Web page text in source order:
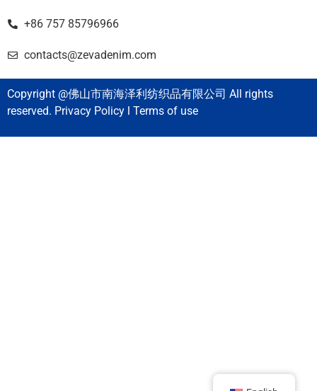
+86 757 85796966
contacts@zevadenim.com
Copyright @佛山市南海泽利纺织品有限公司 All rights
reserved. Privacy Policy l Terms of use